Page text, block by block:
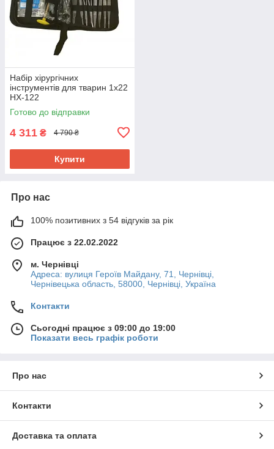
Набір хірургічних
інструментів для тварин 1х22
НХ-122
Готово до відправки
4 311 ₴ 4 790 ₴
Купити
Про нас
100% позитивних з 54 відгуків за рік
Працює з 22.02.2022
м. Чернівці
Адреса: вулиця Героїв Майдану, 71, Чернівці,
Чернівецька область, 58000, Чернівці, Україна
Контакти
Сьогодні працює з 09:00 до 19:00
Показати весь графік роботи
Про нас
Контакти
Доставка та оплата